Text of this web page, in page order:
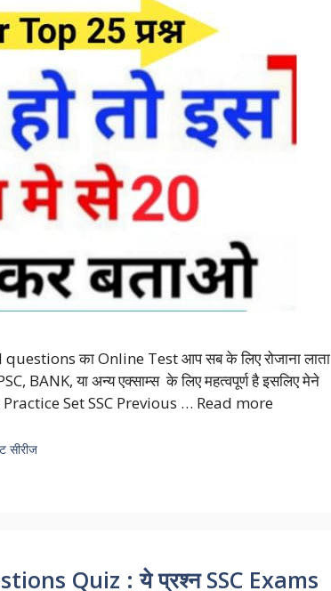
का Online Test आप सब के लिए रोजाना लाता
BANK, या अन्य एक्साम्स के लिए महत्वपूर्ण है इसलिए मेने
Set SSC Previous … Read more
सीरीज
Quiz : ये प्रश्न SSC Exams